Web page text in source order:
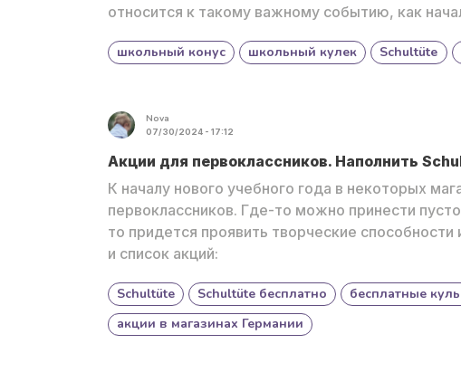
относится к такому важному событию, как
школьный конус школьный кулек Schultüte
Nova
07/30/2024 - 17:12
Акции для первоклассников. Наполнить
К началу нового учебного года в некоторых
первоклассников. Где-то можно принести
то придется проявить творческие
и список акций:
Schultüte Schultüte бесплатно бесплатные
акции в магазинах Германии